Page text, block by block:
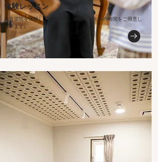
体験レッスン
当音楽院を体験していただく、体験レッスンの時間をご用意し
ています♪